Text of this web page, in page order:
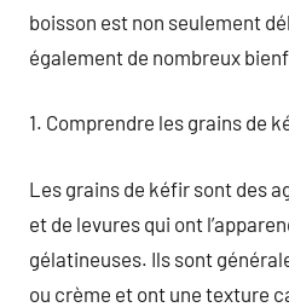
boisson est non seulement
également de nombreux
1. Comprendre les grains de
Les grains de kéfir sont des
et de levures qui ont
gélatineuses. Ils sont
ou crème et ont une texture